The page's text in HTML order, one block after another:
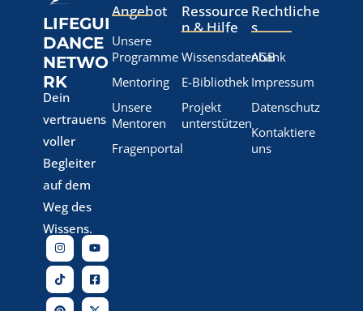
LIFEGUI
DANCE
NETWO
RK
Dein
vertrauens
voller
Begleiter
auf dem
Weg des
Wissens.
Angebot
Unsere
Programme
Mentoring
Unsere
Mentoren
Fragenportal
Ressource
n & Hilfe
Wissensdatenbank
E-Bibliothek
Projekt
unterstützen
Rechtliche
s
AGB
Impressum
Datenschutz
Kontaktiere
uns